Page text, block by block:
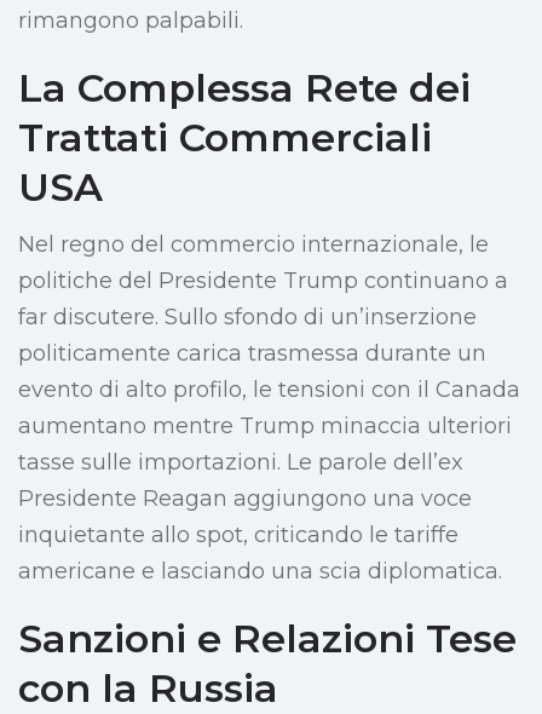
rimangono palpabili.
La Complessa Rete dei
Trattati Commerciali
USA
Nel regno del commercio internazionale, le
politiche del Presidente Trump continuano a
far discutere. Sullo sfondo di un’inserzione
politicamente carica trasmessa durante un
evento di alto profilo, le tensioni con il Canada
aumentano mentre Trump minaccia ulteriori
tasse sulle importazioni. Le parole dell’ex
Presidente Reagan aggiungono una voce
inquietante allo spot, criticando le tariffe
americane e lasciando una scia diplomatica.
Sanzioni e Relazioni Tese
con la Russia